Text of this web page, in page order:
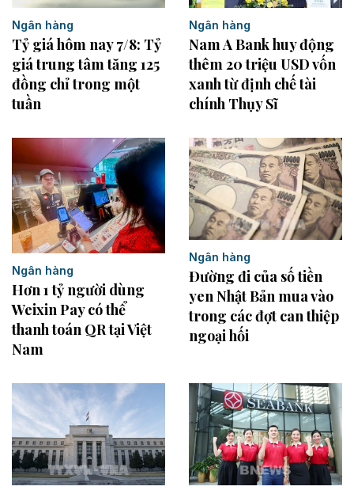
Ngân hàng
Tỷ giá hôm nay 7/8: Tỷ
giá trung tâm tăng 125
đồng chỉ trong một
tuần
Ngân hàng
Nam A Bank huy động
thêm 20 triệu USD vốn
xanh từ định chế tài
chính Thụy Sĩ
Ngân hàng
Hơn 1 tỷ người dùng
Weixin Pay có thể
thanh toán QR tại Việt
Nam
Ngân hàng
Đường đi của số tiền
yen Nhật Bản mua vào
trong các đợt can thiệp
ngoại hối